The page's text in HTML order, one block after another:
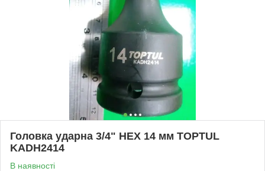
Головка ударна 3/4" HEX 14 мм TOPTUL
KADH2414
В наявності